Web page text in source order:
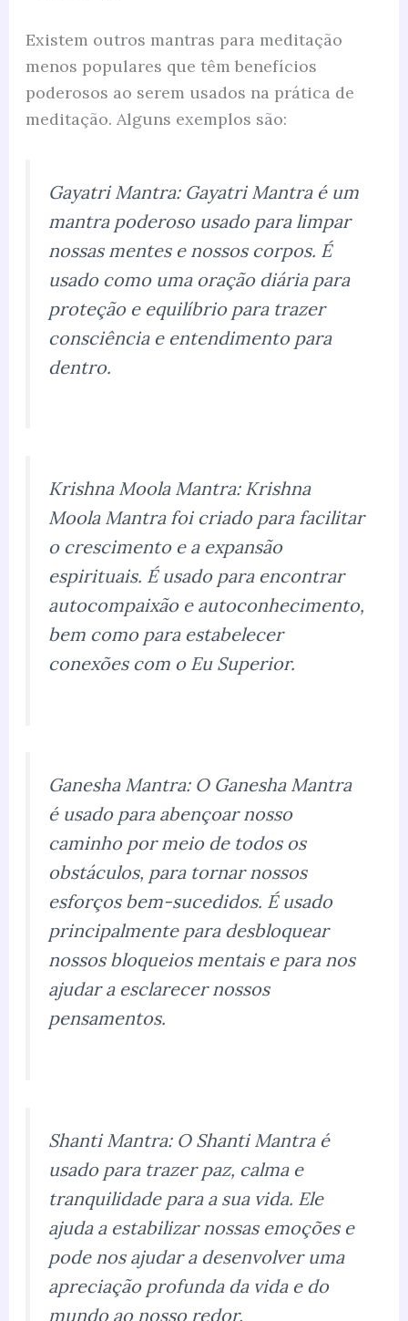
Existem outros mantras para meditação
menos populares que têm benefícios
poderosos ao serem usados ​​na prática de
meditação. Alguns exemplos são:
Gayatri Mantra: Gayatri Mantra é um
mantra poderoso usado para limpar
nossas mentes e nossos corpos. É
usado como uma oração diária para
proteção e equilíbrio para trazer
consciência e entendimento para
dentro.
Krishna Moola Mantra: Krishna
Moola Mantra foi criado para facilitar
o crescimento e a expansão
espirituais. É usado para encontrar
autocompaixão e autoconhecimento,
bem como para estabelecer
conexões com o Eu Superior.
Ganesha Mantra: O Ganesha Mantra
é usado para abençoar nosso
caminho por meio de todos os
obstáculos, para tornar nossos
esforços bem-sucedidos. É usado
principalmente para desbloquear
nossos bloqueios mentais e para nos
ajudar a esclarecer nossos
pensamentos.
Shanti Mantra: O Shanti Mantra é
usado para trazer paz, calma e
tranquilidade para a sua vida. Ele
ajuda a estabilizar nossas emoções e
pode nos ajudar a desenvolver uma
apreciação profunda da vida e do
mundo ao nosso redor.